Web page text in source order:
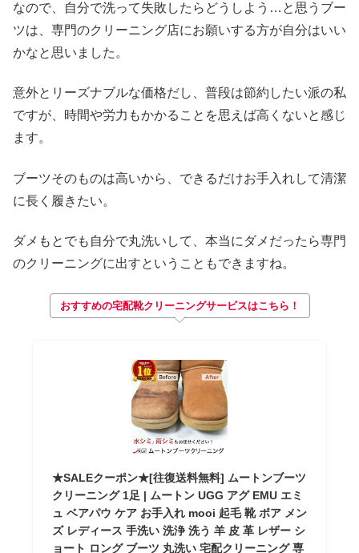
なので、自分で洗って失敗したらどうしよう…と思うブー
ツは、専門のクリーニング店にお願いする方が自分はいい
かなと思いました。
意外とリーズナブルな価格だし、普段は節約したい派の私
ですが、時間や労力もかかることを思えば高くないと感じ
ます。
ブーツそのものは高いから、できるだけお手入れして清潔
に長く履きたい。
ダメもとでも自分で丸洗いして、本当にダメだったら専門
のクリーニングに出すということもできますね。
おすすめの宅配靴クリーニングサービスはこちら！
★SALEクーポン★[往復送料無料] ムートンブーツ
クリーニング 1足 | ムートン UGG アグ EMU エミ
ュ ベアパウ ケア お手入れ mooi 起毛 靴 ボア メン
ズ レディース 手洗い 洗浄 洗う 羊 皮 革 レザー シ
ョート ロング ブーツ 丸洗い 宅配クリーニング 専